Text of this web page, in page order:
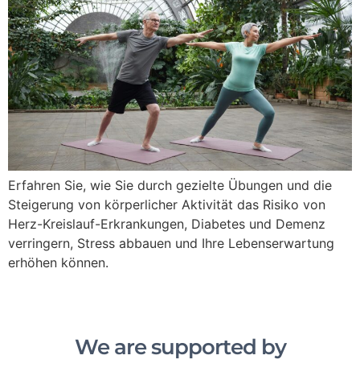
Erfahren Sie, wie Sie durch gezielte Übungen und die
Steigerung von körperlicher Aktivität das Risiko von
Herz-Kreislauf-Erkrankungen, Diabetes und Demenz
verringern, Stress abbauen und Ihre Lebenserwartung
erhöhen können.
We are supported by